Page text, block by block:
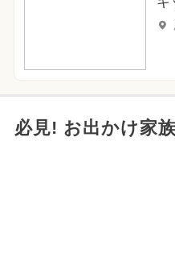
必見! お出かけ家